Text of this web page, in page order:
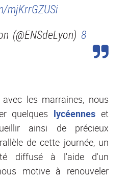
mjKrrGZUSi
(@ENSdeLyon)8
les marraines, nous
quelques lycéennes et
ainsi de précieux
de cette journée, un
diffusé à l'aide d'un
motive à renouveler